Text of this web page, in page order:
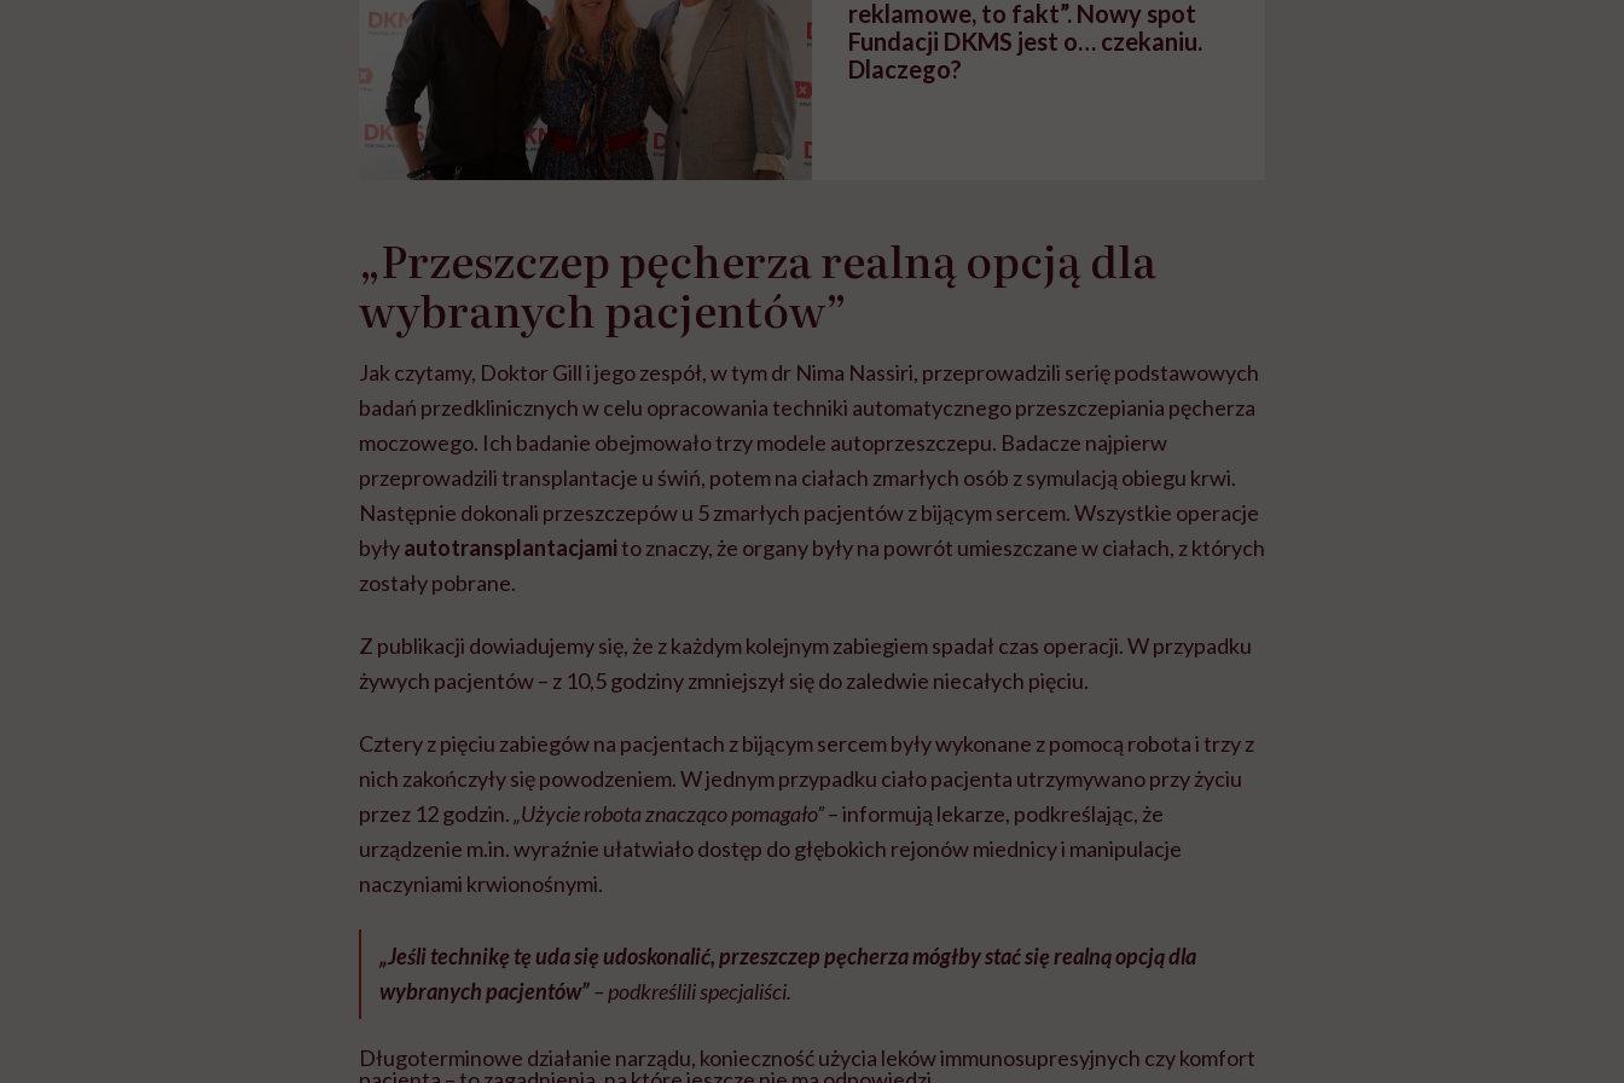
reklamowe, to fakt”. Nowy spot
Fundacji DKMS jest o… czekaniu.
Dlaczego?
„Przeszczep pęcherza realną opcją dla
wybranych pacjentów”
Jak czytamy, Doktor Gill i jego zespół, w tym dr Nima Nassiri, przeprowadzili serię podstawowych
badań przedklinicznych w celu opracowania techniki automatycznego przeszczepiania pęcherza
moczowego. Ich badanie obejmowało trzy modele autoprzeszczepu. Badacze najpierw
przeprowadzili transplantacje u świń, potem na ciałach zmarłych osób z symulacją obiegu krwi.
Następnie dokonali przeszczepów u 5 zmarłych pacjentów z bijącym sercem. Wszystkie operacje
byłyautotransplantacjamito znaczy, że organy były na powrót umieszczane w ciałach, z których
zostały pobrane.
Z publikacji dowiadujemy się, że z każdym kolejnym zabiegiem spadał czas operacji. W przypadku
żywych pacjentów – z 10,5 godziny zmniejszył się do zaledwie niecałych pięciu.
Cztery z pięciu zabiegów na pacjentach z bijącym sercem były wykonane z pomocą robota i trzy z
nich zakończyły się powodzeniem. W jednym przypadku ciało pacjenta utrzymywano przy życiu
przez 12 godzin.„Użycie robota znacząco pomagało”– informują lekarze, podkreślając, że
urządzenie m.in. wyraźnie ułatwiało dostęp do głębokich rejonów miednicy i manipulacje
naczyniami krwionośnymi.
„Jeśli technikę tę uda się udoskonalić, przeszczep pęcherza mógłby stać się realną opcją dla
wybranych pacjentów”– podkreślili specjaliści.
Długoterminowe działanie narządu, konieczność użycia leków immunosupresyjnych czy komfort